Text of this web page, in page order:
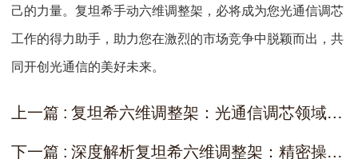
己的力量。复坦希手动六维调整架，必将成为您光通信调芯
工作的得力助手，助力您在激烈的市场竞争中脱颖而出，共
同开创光通信的美好未来。
上一篇 : 复坦希六维调整架：光通信调芯领域的创新先锋
下一篇 : 深度解析复坦希六维调整架：精密操控的行业典范